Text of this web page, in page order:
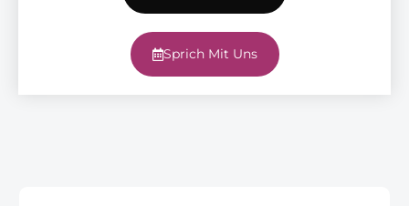
Sprich Mit Uns